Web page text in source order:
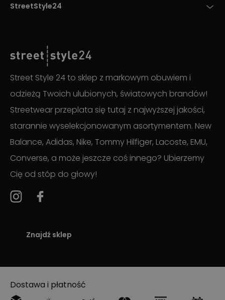
StreetStyle24
Street Style 24 to sklep z markowym obuwiem i
odzieżą Twoich ulubionych, światowych brandów!
Streetwear przeplata się tutaj z najwyższej jakości,
starannie wyselekcjonowanym asortymentem. New
Balance, Adidas, Nike, Tommy Hilfiger, Lacoste, EMU,
Converse, a może jeszcze coś innego? Ubierzemy
Cię od stóp do głowy!
Znajdź sklep
Dostawa i płatność